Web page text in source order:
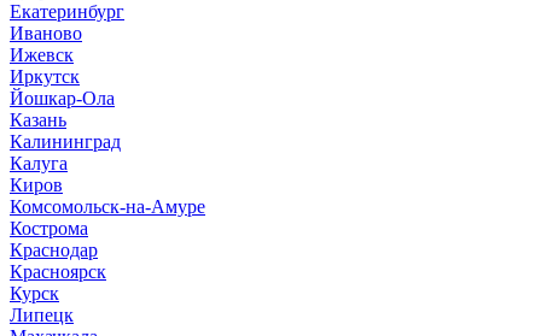
Екатеринбург
Иваново
Ижевск
Иркутск
Йошкар-Ола
Казань
Калининград
Калуга
Киров
Комсомольск-на-Амуре
Кострома
Краснодар
Красноярск
Курск
Липецк